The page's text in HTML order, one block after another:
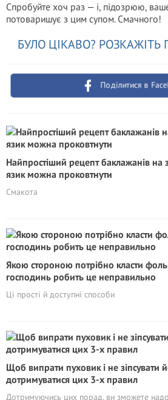
Спробуйте хоч раз — і, підозрюю,
потоваришує з цим супом. Смачного!
БУЛО ЦІКАВО?
Поділитися в
Найпростіший рецепт баклажанів
язик можна проковтнути
Смакота
Якою стороною потрібно класти
господинь робить це неправильно
Ці прості й доступні способи
Щоб випрати пуховик і не зіпсувати
дотримуватися цих 3-х правил
Дотримуючись цих порад, ви зможете